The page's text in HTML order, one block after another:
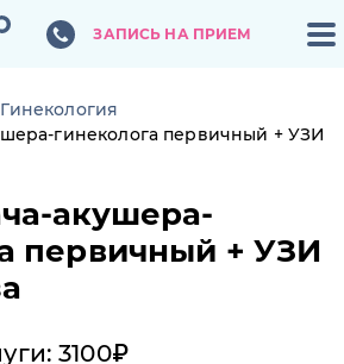
ЗАПИСЬ НА ПРИЕМ
ЗАПИСЬ НА ПРИЕМ
Гинекология
гинеколога первичный + УЗИ
акушера-
первичный + УЗИ
3100₽